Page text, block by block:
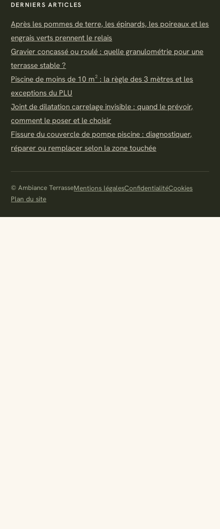
DERNIERS ARTICLES
Après les pommes de terre, les épinards, les poireaux et les
engrais verts prennent le relais
Gravier concassé ou roulé : quelle granulométrie pour une
terrasse stable ?
Piscine de moins de 10 m² : la règle des 3 mètres et les
exceptions du PLU
Joint de dilatation carrelage invisible : quand le prévoir,
comment le poser et le choisir
Fissure du couvercle de pompe piscine : diagnostiquer,
réparer ou remplacer selon la zone touchée
© Ambiance TerrasseMentions légalesConfidentialitéCookies
Plan du site